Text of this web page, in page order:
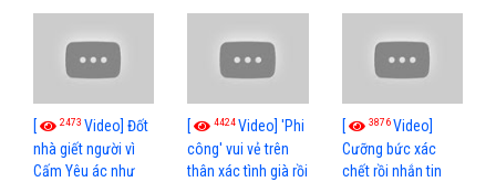
[ 2473 Video] Đốt
nhà giết người vì
Cấm Yêu ác như
[ 4424Video] 'Phi
công' vui vẻ trên
thân xác tình già rồi
[ 3876Video]
Cưỡng bức xác
chết rồi nhắn tin